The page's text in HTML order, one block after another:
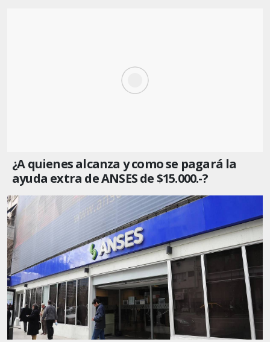
¿A quienes alcanza y como se pagará la
ayuda extra de ANSES de $15.000.-?